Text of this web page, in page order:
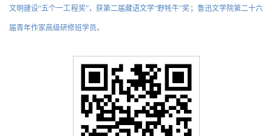
文明建设“五个一工程奖”，获第二届藏语文学“野牦牛”奖；鲁迅文学院第二十六
届青年作家高级研修班学员。